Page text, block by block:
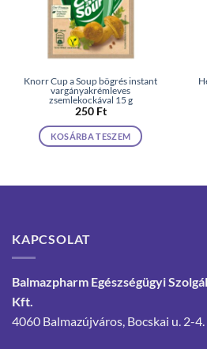
Knorr Cup a Soup bögrés instant
vargányakrémleves
zsemlekockával 15 g
250 Ft
KOSÁRBA TESZEM
KAPCSOLAT
Balmazpharm Egészségügyi
Kft.
4060 Balmazújváros, Bocskai u. 2-4.